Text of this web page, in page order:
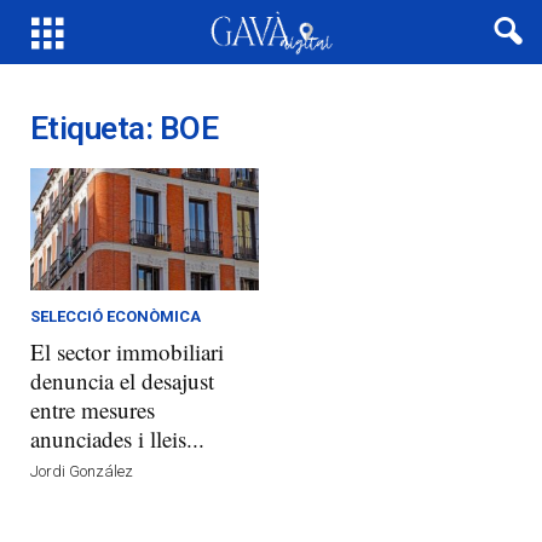
Etiqueta: BOE
SELECCIÓ ECONÒMICA
El sector immobiliari
denuncia el desajust
entre mesures
anunciades i lleis...
Jordi González